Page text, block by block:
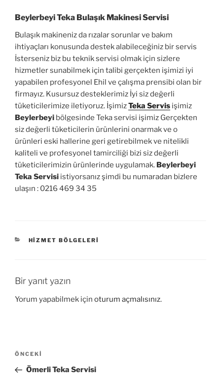
Beylerbeyi Teka Bulaşık Makinesi Servisi
Bulaşık makineniz da rızalar sorunlar ve bakım
ihtiyaçları konusunda destek alabileceğiniz bir servis
İsterseniz biz bu teknik servisi olmak için sizlere
hizmetler sunabilmek için talibi gerçekten işimizi iyi
yapabilen profesyonel Ehil ve çalışma prensibi olan bir
firmayız. Kusursuz desteklerimiz İyi siz değerli
tüketicilerimize iletiyoruz. İşimizTeka Servis işimiz
Beylerbeyi bölgesinde Teka servisi işimiz Gerçekten
siz değerli tüketicilerin ürünlerini onarmak ve o
ürünleri eski hallerine geri getirebilmek ve nitelikli
kaliteli ve profesyonel tamirciliği bizi siz değerli
tüketicilerimizin ürünlerinde uygulamak. Beylerbeyi
Teka Servisi istiyorsanız şimdi bu numaradan bizlere
ulaşın : 0216 469 34 35
KATEGORILER
HIZMET BÖLGELERI
Bir yanıt yazın
Yorum yapabilmek için oturum açmalısınız.
Yazı
gezinmesi
Önceki
Yazı
ÖNCEKI
Ömerli Teka Servisi